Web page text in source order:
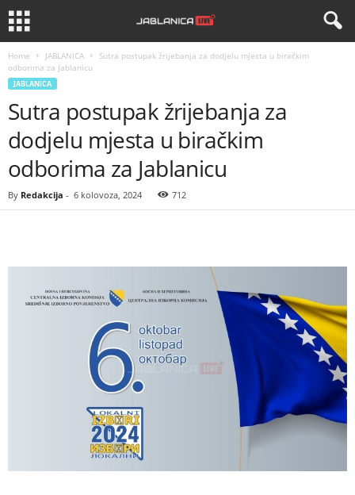
Home JABLANICA
Sutra postupak žrijebanja za dodjelu mjesta u biračkim
odborima za Jablanicu
JABLANICA
Sutra postupak žrijebanja za
dodjelu mjesta u biračkim
odborima za Jablanicu
By Redakcija - 6 kolovoza, 2024 712